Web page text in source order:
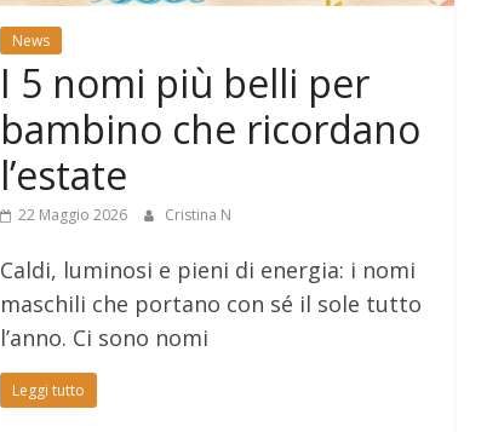
News
I 5 nomi più belli per
bambino che ricordano
l’estate
22 Maggio 2026 Cristina N
Caldi, luminosi e pieni di energia: i nomi
maschili che portano con sé il sole tutto
l’anno. Ci sono nomi
Leggi tutto